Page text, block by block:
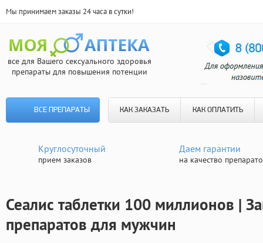
Мы принимаем заказы 24 часа в сутки!
все для Вашего сексуального здоровья
препараты для повышения потенции
ВСЕ ПРЕПАРАТЫ КАК ЗАКАЗАТЬ КАК ОПЛАТИТЬ
Круглосуточный
прием заказов
Даем гарантии
на качество
Сеалис таблетки 100 миллионов |
препаратов для мужчин